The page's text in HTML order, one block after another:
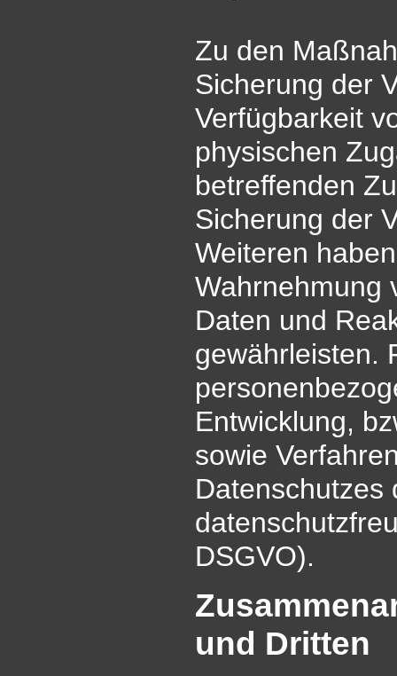
Zu den
Sicherung der
Verfügbarkeit
physischen
betreffenden
Sicherung der
Weiteren
Wahrnehmung
Daten und
gewährleisten.
Entwicklung,
sowie
Datenschutzes
DSGVO).
und Dritten